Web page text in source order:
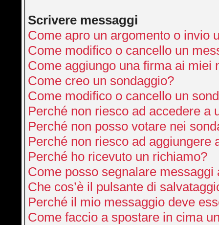
Scrivere messaggi
Come apro un argomento o invio
Come modifico o cancello un
Come aggiungo una firma ai miei
Come creo un sondaggio?
Come modifico o cancello un
Perché non riesco ad accedere a
Perché non posso votare nei
Perché non riesco ad aggiungere
Perché ho ricevuto un richiamo?
Come posso segnalare messaggi
Che cos’è il pulsante di
Perché il mio messaggio deve
Come faccio a spostare in cima